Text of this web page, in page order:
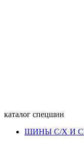
каталог спецшин
ШИНЫ С/Х И